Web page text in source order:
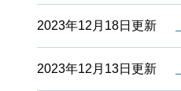
2023年12月18日更新
2023年12月13日更新